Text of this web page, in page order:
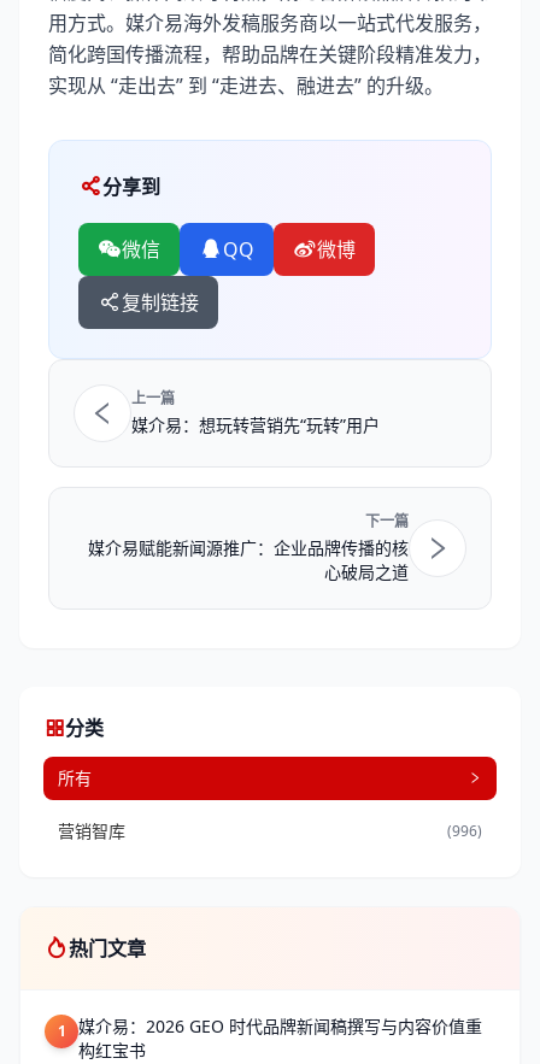
用方式。媒介易海外发稿服务商以一站式代发服务，
简化跨国传播流程，帮助品牌在关键阶段精准发力，
实现从 “走出去” 到 “走进去、融进去” 的升级。
分享到
微信 QQ
微博
复制链接
上一篇
媒介易：想玩转营销先“玩转”用户
下一篇
媒介易赋能新闻源推广：企业品牌传播的核
心破局之道
分类
所有
营销智库 (996)
热门文章
1
媒介易：2026 GEO 时代品牌新闻稿撰写与内容价值重
构红宝书